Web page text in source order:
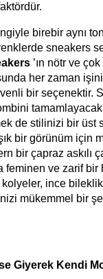
birebir aynı
sneakers
’ın nötr ve
her zaman
bir seçenektir.
de stilinizi bir üst
bir görünüm için
bir çapraz askılı
feminen ve zarif bir
ince
mükemmel bir
Giyerek Kendi